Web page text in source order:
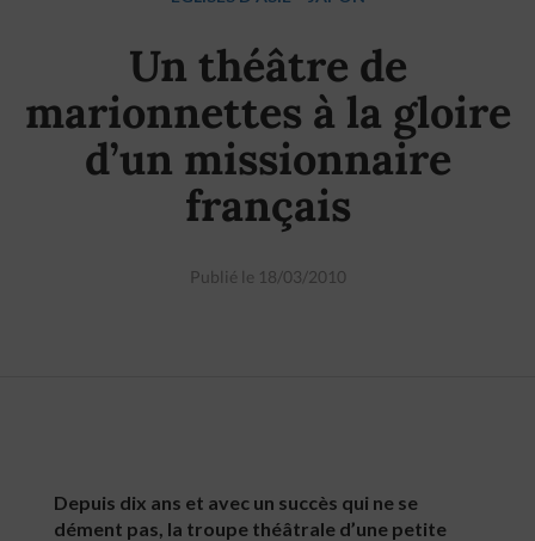
Un théâtre de
marionnettes à la gloire
d’un missionnaire
français
Publié le 18/03/2010
Depuis dix ans et avec un succès qui ne se
dément pas, la troupe théâtrale d’une petite